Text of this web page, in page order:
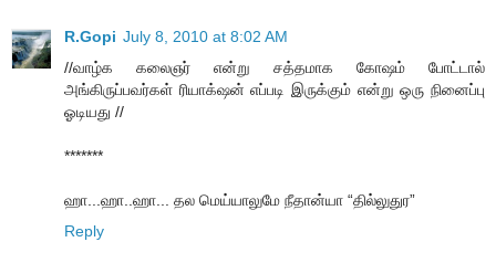
R.Gopi July 8, 2010 at 8:02 AM
//வாழ்க கலைஞர் என்று சத்தமாக கோஷம் போட்டால்
அங்கிருப்பவர்கள் ரியாக்‌ஷன் எப்படி இருக்கும் என்று ஒரு நினைப்பு
ஓடியது //
*******
ஹா...ஹா..ஹா... தல மெய்யாலுமே நீதான்யா “தில்லுதுர”
Reply